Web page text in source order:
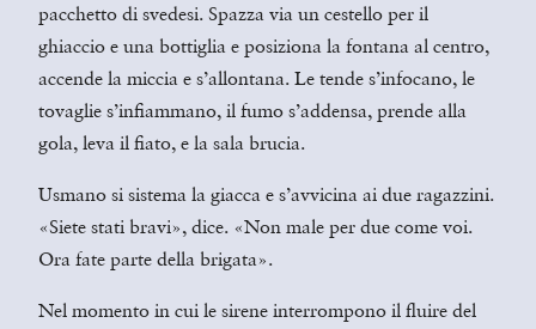
pacchetto di svedesi. Spazza via un cestello per il
ghiaccio e una bottiglia e posiziona la fontana al centro,
accende la miccia e s’allontana. Le tende s’infocano, le
tovaglie s’infiammano, il fumo s’addensa, prende alla
gola, leva il fiato, e la sala brucia.
Usmano si sistema la giacca e s’avvicina ai due ragazzini.
«Siete stati bravi», dice. «Non male per due come voi.
Ora fate parte della brigata».
Nel momento in cui le sirene interrompono il fluire del